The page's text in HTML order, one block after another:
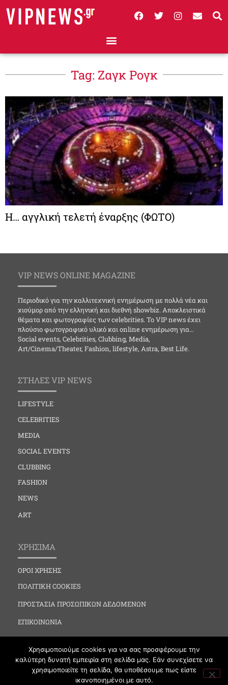
Tag: Ζαγκ Ρογκ
Η… αγγλική τελετή έναρξης (ΦΩΤΟ)
VIP NEWS ONLINE MAGAZINE
Περιοδικό για την καλλιτεχνική ενημέρωση με πολλά νέα και
χιούμορ από την ελληνική και διεθνή showbiz. Αποκλειστικά
θέματα και φωτογραφίες των celebrities. Το VIP news έχει
πλούσιο φωτογραφικό υλικό και online ενημέρωση για…
Social events, Celebrities, Clubbing, Media,
Art/Cinema/Theater, Fashion, lifestyle, Astra, Best Life.
ΣΤΗΛΕΣ VIP NEWS
LIFESTYLE
CELEBRITIES
MEDIA
SOCIAL EVENTS
CLUBBING
FASHION
NEWS
ART
ΧΡΗΣΙΜΑ
ΟΡΟΙ ΧΡΗΣΗΣ
ΠΟΛΙΤΙΚΗ COOKIES
ΠΡΟΣΤΑΣΙΑ ΠΡΟΣΩΠΙΚΩΝ ΔΕΔΟΜΕΝΩΝ
ΕΠΙΚΟΙΝΩΝΙΑ
Χρησιμοποιούμε cookies για να σας προσφέρουμε την
καλύτερη δυνατή εμπειρία στη σελίδα μας. Εάν συνεχίσετε να
χρησιμοποιείτε τη σελίδα, θα υποθέσουμε πως είστε
ικανοποιημένοι με αυτό.